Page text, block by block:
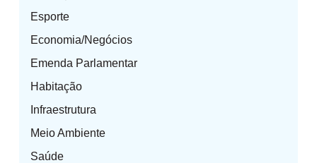
Esporte
Economia/Negócios
Emenda Parlamentar
Habitação
Infraestrutura
Meio Ambiente
Saúde